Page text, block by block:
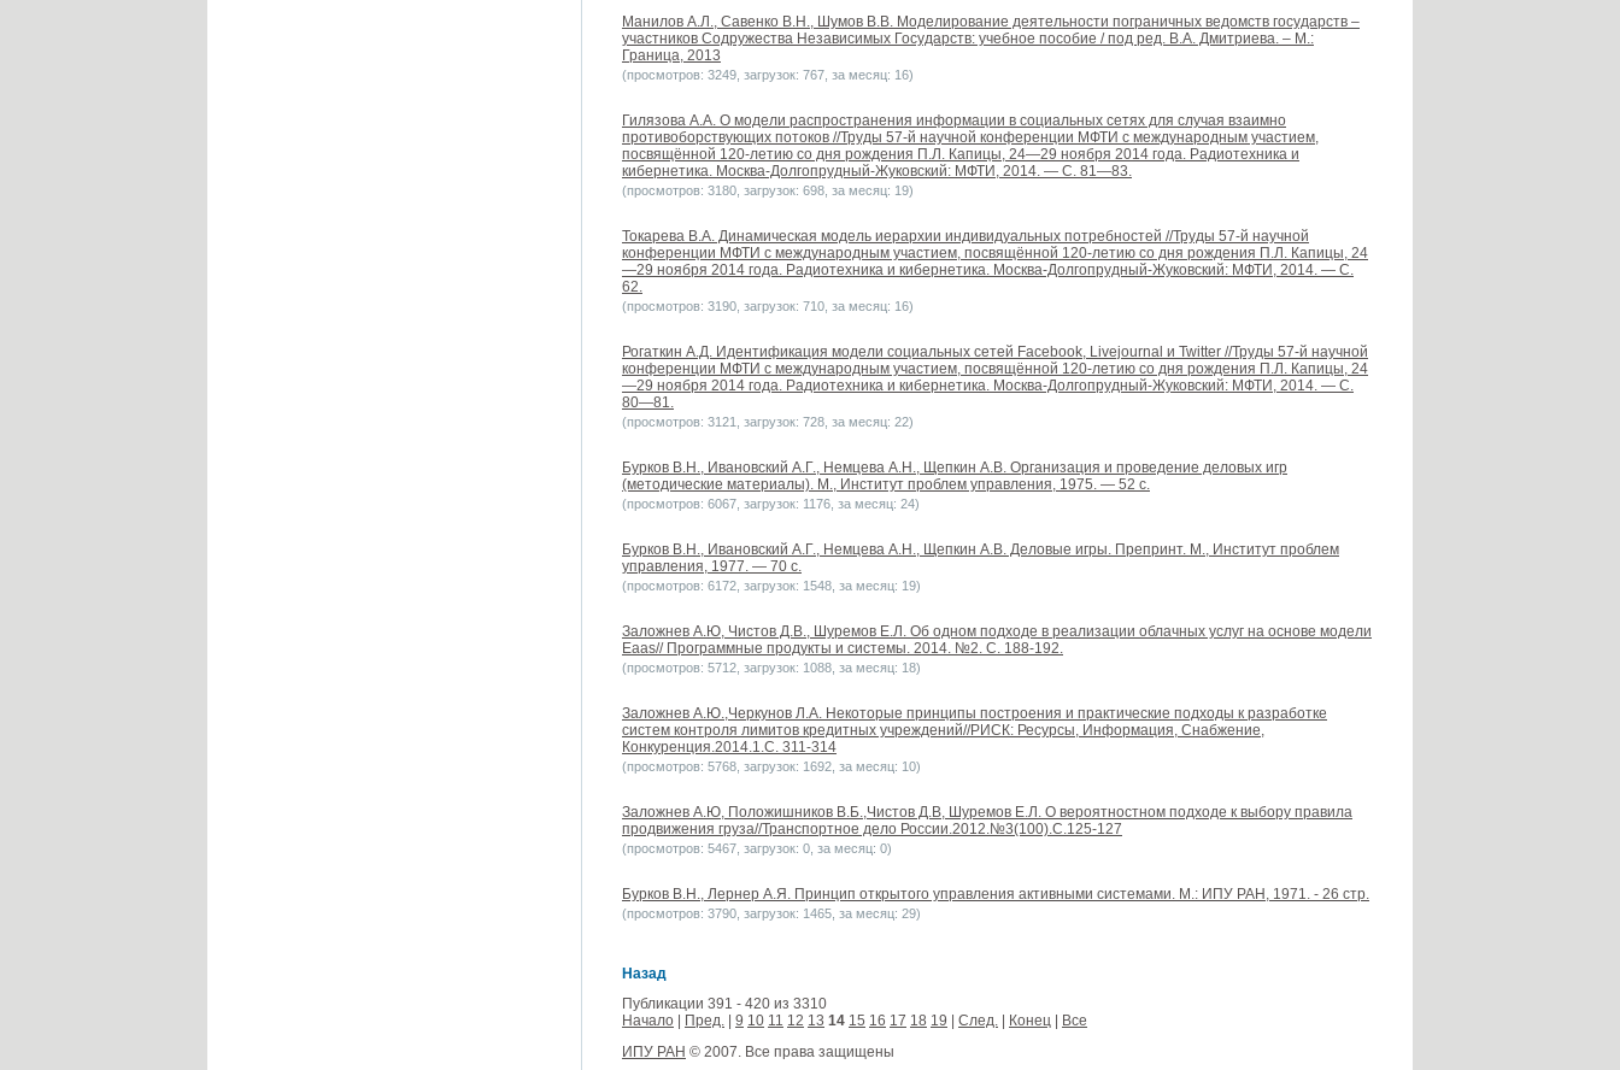
Манилов А.Л., Савенко В.Н., Шумов В.В. Моделирование деятельности пограничных ведомств государств –
участников Содружества Независимых Государств: учебное пособие / под ред. В.А. Дмитриева. – М.:
Граница, 2013
(просмотров: 3249, загрузок: 767, за месяц: 16)
Гилязова А.А. О модели распространения информации в социальных сетях для случая взаимно
противоборствующих потоков //Труды 57-й научной конференции МФТИ с международным участием,
посвящённой 120-летию со дня рождения П.Л. Капицы, 24—29 ноября 2014 года. Радиотехника и
кибернетика. Москва-Долгопрудный-Жуковский: МФТИ, 2014. — С. 81—83.
(просмотров: 3180, загрузок: 698, за месяц: 19)
Токарева В.А. Динамическая модель иерархии индивидуальных потребностей //Труды 57-й научной
конференции МФТИ с международным участием, посвящённой 120-летию со дня рождения П.Л. Капицы, 24
—29 ноября 2014 года. Радиотехника и кибернетика. Москва-Долгопрудный-Жуковский: МФТИ, 2014. — С.
62.
(просмотров: 3190, загрузок: 710, за месяц: 16)
Рогаткин А.Д. Идентификация модели социальных сетей Facebook, Livejournal и Twitter //Труды 57-й научной
конференции МФТИ с международным участием, посвящённой 120-летию со дня рождения П.Л. Капицы, 24
—29 ноября 2014 года. Радиотехника и кибернетика. Москва-Долгопрудный-Жуковский: МФТИ, 2014. — С.
80—81.
(просмотров: 3121, загрузок: 728, за месяц: 22)
Бурков В.Н., Ивановский А.Г., Немцева А.Н., Щепкин А.В. Организация и проведение деловых игр
(методические материалы). М., Институт проблем управления, 1975. — 52 с.
(просмотров: 6067, загрузок: 1176, за месяц: 24)
Бурков В.Н., Ивановский А.Г., Немцева А.Н., Щепкин А.В. Деловые игры. Препринт. М., Институт проблем
управления, 1977. — 70 с.
(просмотров: 6172, загрузок: 1548, за месяц: 19)
Заложнев А.Ю, Чистов Д.В., Шуремов Е.Л. Об одном подходе в реализации облачных услуг на основе модели
Eaas// Программные продукты и системы. 2014. №2. С. 188-192.
(просмотров: 5712, загрузок: 1088, за месяц: 18)
Заложнев А.Ю.,Черкунов Л.А. Некоторые принципы построения и практические подходы к разработке
систем контроля лимитов кредитных учреждений//РИСК: Ресурсы, Информация, Снабжение,
Конкуренция.2014.1.С. 311-314
(просмотров: 5768, загрузок: 1692, за месяц: 10)
Заложнев А.Ю, Положишников В.Б.,Чистов Д.В, Шуремов Е.Л. О вероятностном подходе к выбору правила
продвижения груза//Транспортное дело России.2012.№3(100).С.125-127
(просмотров: 5467, загрузок: 0, за месяц: 0)
Бурков В.Н., Лернер А.Я. Принцип открытого управления активными системами. М.: ИПУ РАН, 1971. - 26 стр.
(просмотров: 3790, загрузок: 1465, за месяц: 29)
Назад
Публикации 391 - 420 из 3310
Начало
Пред. 9 10 11 12 13 14 15 16 17 18 19 След. Конец
Все
ИПУ РАН © 2007. Все права защищены